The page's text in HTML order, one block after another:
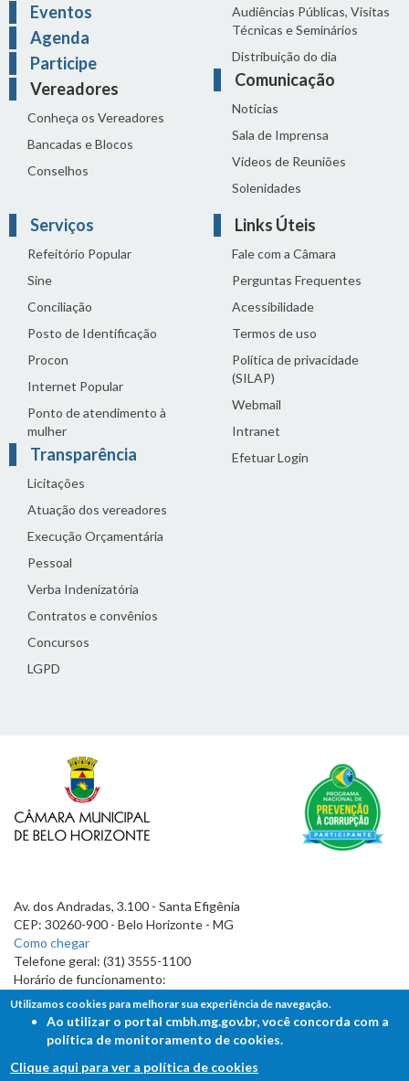
Eventos
Agenda
Participe
Vereadores
Conheça os Vereadores
Bancadas e Blocos
Conselhos
Audiências Públicas, Visitas
Técnicas e Seminários
Distribuição do dia
Comunicação
Notícias
Sala de Imprensa
Vídeos de Reuniões
Solenidades
Serviços
Refeitório Popular
Sine
Conciliação
Posto de Identificação
Procon
Internet Popular
Ponto de atendimento à
mulher
Transparência
Licitações
Atuação dos vereadores
Execução Orçamentária
Pessoal
Verba Indenizatória
Contratos e convênios
Concursos
LGPD
Links Úteis
Fale com a Câmara
Perguntas Frequentes
Acessibilidade
Termos de uso
Política de privacidade
(SILAP)
Webmail
Intranet
Efetuar Login
Av. dos Andradas, 3.100 - Santa Efigênia
CEP: 30260-900 - Belo Horizonte - MG
Como chegar
Telefone geral: (31) 3555-1100
Horário de funcionamento:
7h às 19h
Utilizamos cookies para melhorar sua experiência de navegação.
Ao utilizar o portal cmbh.mg.gov.br, você concorda com a
política de monitoramento de cookies.
Clique aqui para ver a política de cookies